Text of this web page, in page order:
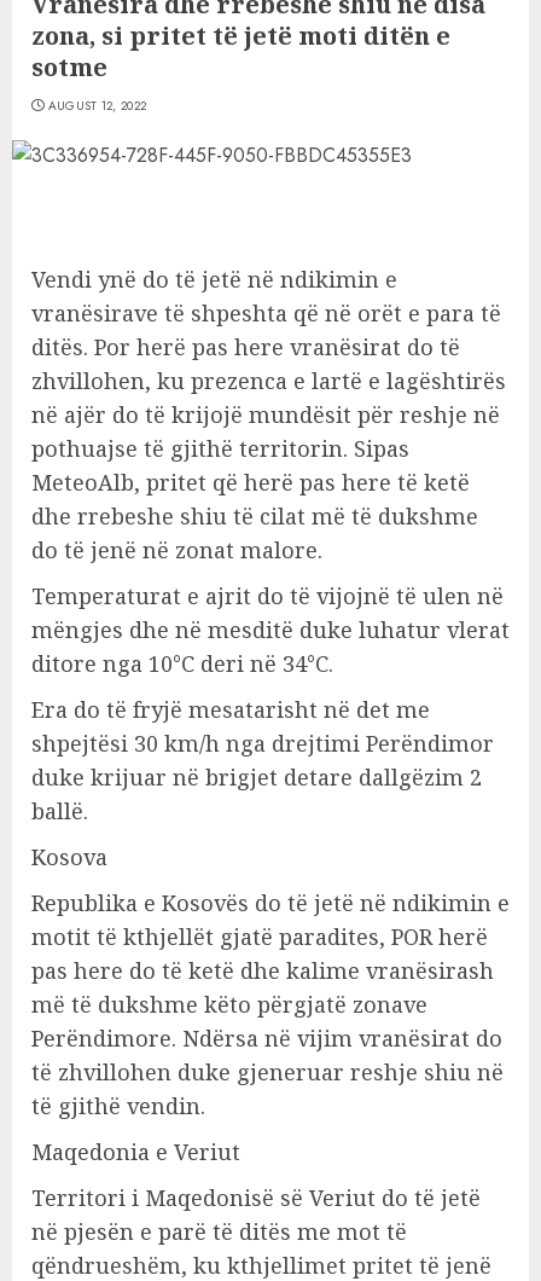
zona, si pritet të jetë moti ditën e
sotme
AUGUST 12, 2022
Vendi ynë do të jetë në ndikimin e
vranësirave të shpeshta që në orët e para të
ditës. Por herë pas here vranësirat do të
zhvillohen, ku prezenca e lartë e lagështirës
në ajër do të krijojë mundësit për reshje në
pothuajse të gjithë territorin. Sipas
MeteoAlb, pritet që herë pas here të ketë
dhe rrebeshe shiu të cilat më të dukshme
do të jenë në zonat malore.
Temperaturat e ajrit do të vijojnë të ulen në
mëngjes dhe në mesditë duke luhatur vlerat
ditore nga 10°C deri në 34°C.
Era do të fryjë mesatarisht në det me
shpejtësi 30 km/h nga drejtimi Perëndimor
duke krijuar në brigjet detare dallgëzim 2
ballë.
Kosova
Republika e Kosovës do të jetë në ndikimin e
motit të kthjellët gjatë paradites, POR herë
pas here do të ketë dhe kalime vranësirash
më të dukshme këto përgjatë zonave
Perëndimore. Ndërsa në vijim vranësirat do
të zhvillohen duke gjeneruar reshje shiu në
të gjithë vendin.
Maqedonia e Veriut
Territori i Maqedonisë së Veriut do të jetë
në pjesën e parë të ditës me mot të
qëndrueshëm, ku kthjellimet pritet të jenë